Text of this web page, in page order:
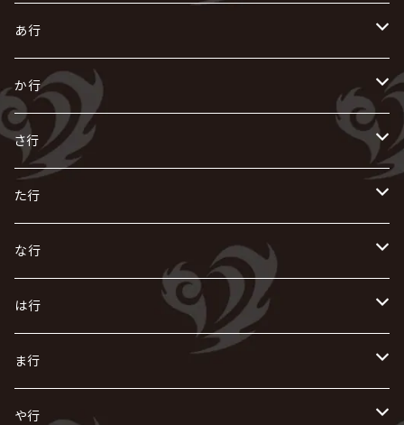
あ行
あ
R指定
AIOLIN
浅葱 / ASAGI
い
IKUO
exist†trace
う
VIRGE / ヴァージュ
Waive
え
ACE OF SPADES
X JAPAN
お
AURORIZE
OFIAM
か行
か
怪人二十面奏
Kαin
き
KISAKI
キズ
く
Crack6
グラビティ
け
[ kei ] / 圭
仮病
こ
GOATBED
さ行
さ
ザアザア
The THIRTEEN
し
Zeke Deux
Z CLEAR
す
Z CLEAR
超ジャシー
せ
ゼラ
そ
た行
た
DASEIN
DAIGO
ち
CHAQLA.
つ
て
な行
な
NIGHTMARE
NAZARE
に
NiEL
ぬ
は行
は
heidi.
ひ
ま行
ま
や行